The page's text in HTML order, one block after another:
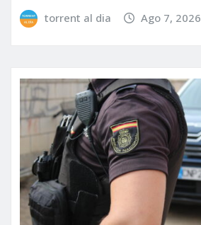
torrent al dia Ago 7, 2026